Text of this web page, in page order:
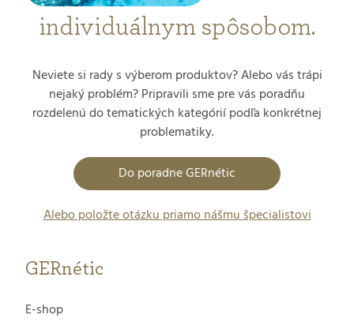
individuálnym spôsobom.
Neviete si rady s výberom produktov? Alebo vás trápi
nejaký problém? Pripravili sme pre vás poradňu
rozdelenú do tematických kategórií podľa konkrétnej
problematiky.
Do poradne GERnétic
Alebo položte otázku priamo nášmu špecialistovi
GERnétic
E-shop